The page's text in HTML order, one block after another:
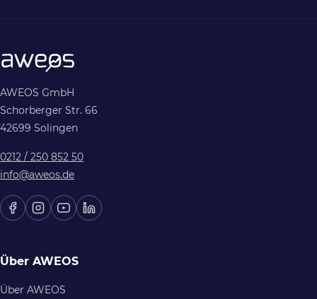
AWEOS GmbH
Schorberger Str. 66
42699 Solingen
0212 / 250 852 50
info@aweos.de
Über AWEOS
Über AWEOS